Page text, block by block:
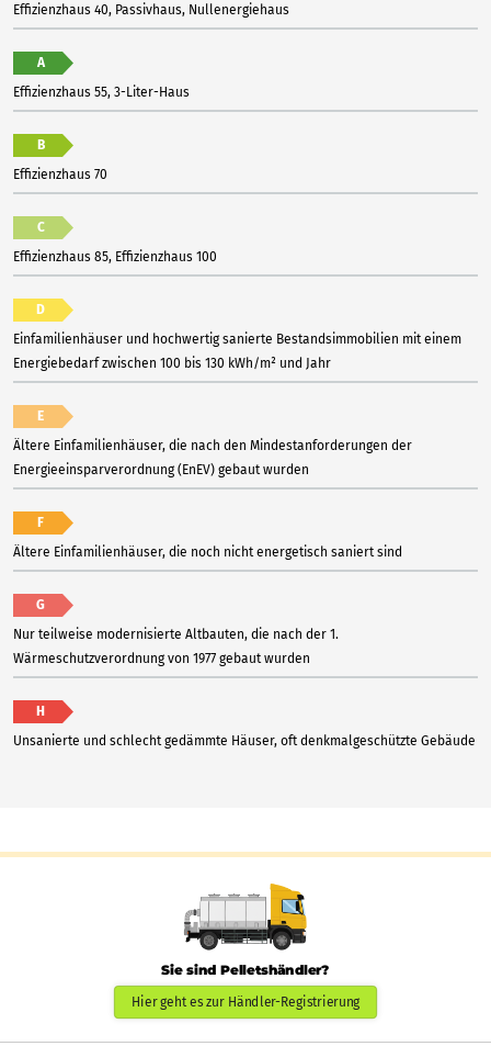
Effizienzhaus 40, Passivhaus, Nullenergiehaus
A
Effizienzhaus 55, 3-Liter-Haus
B
Effizienzhaus 70
C
Effizienzhaus 85, Effizienzhaus 100
D
Einfamilienhäuser und hochwertig sanierte Bestandsimmobilien mit einem
Energiebedarf zwischen 100 bis 130 kWh/m² und Jahr
E
Ältere Einfamilienhäuser, die nach den Mindestanforderungen der
Energieeinsparverordnung (EnEV) gebaut wurden
F
Ältere Einfamilienhäuser, die noch nicht energetisch saniert sind
G
Nur teilweise modernisierte Altbauten, die nach der 1.
Wärmeschutzverordnung von 1977 gebaut wurden
H
Unsanierte und schlecht gedämmte Häuser, oft denkmalgeschützte Gebäude
Sie sind Pelletshändler?
Hier geht es zur Händler-Registrierung